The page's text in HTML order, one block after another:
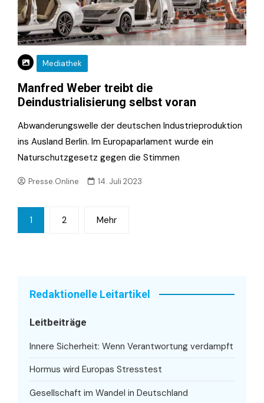
Mediathek
Manfred Weber treibt die
Deindustrialisierung selbst voran
Abwanderungswelle der deutschen Industrieproduktion
ins Ausland Berlin. Im Europaparlament wurde ein
Naturschutzgesetz gegen die Stimmen
Presse.Online 14. Juli 2023
Seitennummerierung
der
1 2 Mehr
Redaktionelle Leitartikel
Leitbeiträge
Innere Sicherheit: Wenn Verantwortung verdampft
Hormus wird Europas Stresstest
Gesellschaft im Wandel in Deutschland